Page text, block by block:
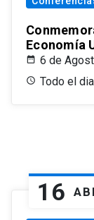
Economía
6 de
Todo el
16